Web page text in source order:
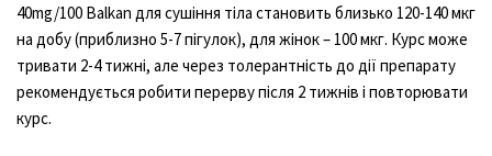
40mg/100 Balkan для сушіння тіла становить близько 120-140 мкг
на добу (приблизно 5-7 пігулок), для жінок – 100 мкг. Курс може
тривати 2-4 тижні, але через толерантність до дії препарату
рекомендується робити перерву після 2 тижнів і повторювати
курс.